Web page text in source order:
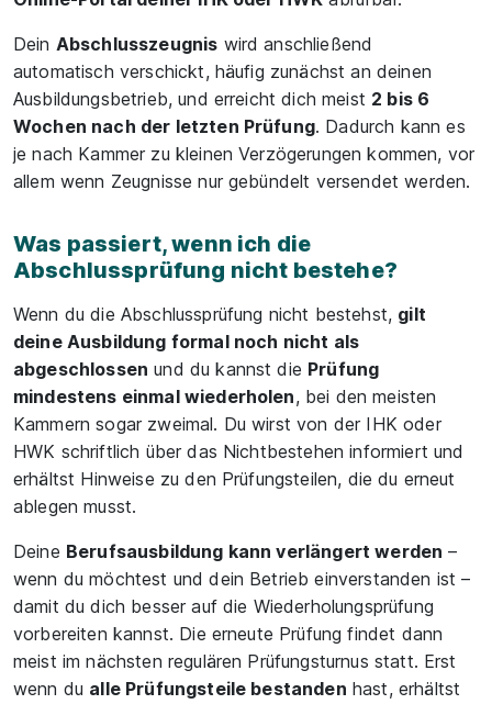
Dein Abschlusszeugnis wird anschließend
automatisch verschickt, häufig zunächst an deinen
Ausbildungsbetrieb, und erreicht dich meist 2 bis 6
Wochen nach der letzten Prüfung. Dadurch kann es
je nach Kammer zu kleinen Verzögerungen kommen, vor
allem wenn Zeugnisse nur gebündelt versendet werden.
Was passiert, wenn ich die
Abschlussprüfung nicht bestehe?
Wenn du die Abschlussprüfung nicht bestehst, gilt
deine Ausbildung formal noch nicht als
abgeschlossen und du kannst die Prüfung
mindestens einmal wiederholen, bei den meisten
Kammern sogar zweimal. Du wirst von der IHK oder
HWK schriftlich über das Nichtbestehen informiert und
erhältst Hinweise zu den Prüfungsteilen, die du erneut
ablegen musst.
Deine Berufsausbildung kann verlängert werden –
wenn du möchtest und dein Betrieb einverstanden ist –
damit du dich besser auf die Wiederholungsprüfung
vorbereiten kannst. Die erneute Prüfung findet dann
meist im nächsten regulären Prüfungsturnus statt. Erst
wenn du alle Prüfungsteile bestanden hast, erhältst